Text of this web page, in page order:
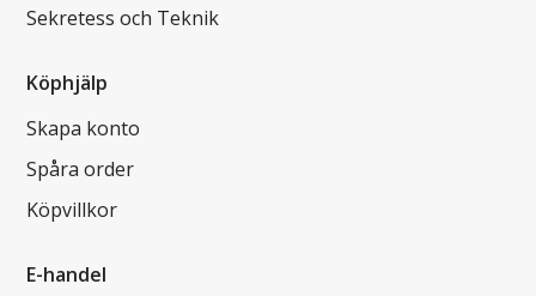
Sekretess och Teknik
Köphjälp
Skapa konto
Spåra order
Köpvillkor
E-handel